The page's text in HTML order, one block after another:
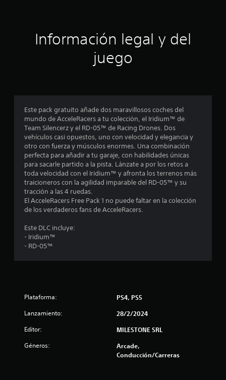
i
e
t
r
e
l
s
Información legal y del
juego
Este pack gratuito añade dos maravillosos coches del
mundo de AcceleRacers a tu colección, el Iridium™ de
Team Silencerz y el RD-05™ de Racing Drones. Dos
vehículos casi opuestos, uno con velocidad y elegancia y
otro con fuerza y músculos enormes. Una combinación
perfecta para añadir a tu garaje, con habilidades únicas
para sacarle partido a la pista. Lánzate a por los retos a
toda velocidad con el Iridium™ y afronta los terrenos más
traicioneros con la agilidad imparable del RD-05™ y su
tracción a las 4 ruedas.
El AcceleRacers Free Pack 1 no puede faltar en la colección
de los verdaderos fans de AcceleRacers.
Este DLC incluye:
- Iridium™
- RD-05™
Plataforma: PS4, PS5
Lanzamiento: 28/2/2024
Editor: MILESTONE SRL
Géneros:
Arcade,
Conducción/Carreras